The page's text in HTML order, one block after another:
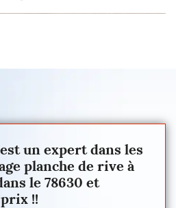
un expert dans les
planche de rive à
le 78630 et
!!